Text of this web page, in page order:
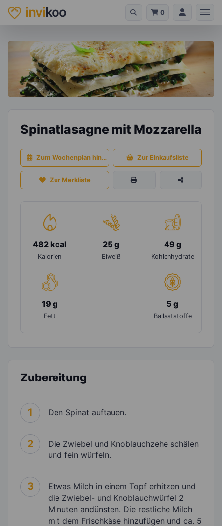
invikoo 0
Spinatlasagne mit Mozzarella
Zum Wochenplan hinzufügen Zur Einkaufsliste
Zur Merkliste
482 kcal
Kalorien
25 g
Eiweiß
49 g
Kohlenhydrate
19 g
Fett
5 g
Ballaststoffe
Zubereitung
1 Den Spinat auftauen.
2
Die Zwiebel und Knoblauchzehe schälen
und fein würfeln.
3
Etwas Milch in einem Topf erhitzen und
die Zwiebel- und Knoblauchwürfel 2
Minuten andünsten. Die restliche Milch
mit dem Frischkäse hinzufügen und ca. 5